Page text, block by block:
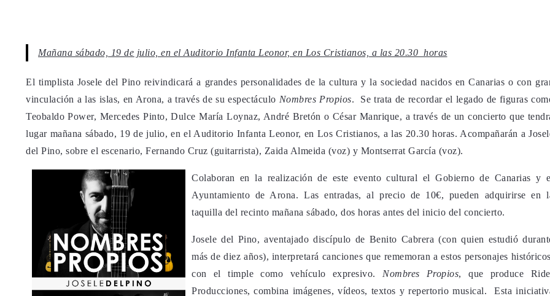
Mañana sábado, 19 de julio, en el Auditorio Infanta Leonor, en Los Cristianos, a las 20.30 horas
El timplista Josele del Pino reivindicará a grandes personalidades de la cultura y la sociedad nacidos en Canarias o con
vinculación a las islas, en Arona, a través de su espectáculo Nombres Propios. Se trata de recordar el legado de figuras
Teobaldo Power, Mercedes Pinto, Dulce María Loynaz, André Bretón o César Manrique, a través de un concierto que
lugar mañana sábado, 19 de julio, en el Auditorio Infanta Leonor, en Los Cristianos, a las 20.30 horas. Acompañarán a
del Pino, sobre el escenario, Fernando Cruz (guitarrista), Zaida Almeida (voz) y Montserrat García (voz).
Colaboran en la realización de este evento cultural el Gobierno de Canarias y
Ayuntamiento de Arona. Las entradas, al precio de 10€, pueden adquirirse en
taquilla del recinto mañana sábado, dos horas antes del inicio del concierto.
Josele del Pino, aventajado discípulo de Benito Cabrera (con quien estudió
más de diez años), interpretará canciones que rememoran a estos personajes
con el timple como vehículo expresivo.
Nombres Propios, que produce
Producciones, combina imágenes, vídeos, textos y repertorio musical. Esta